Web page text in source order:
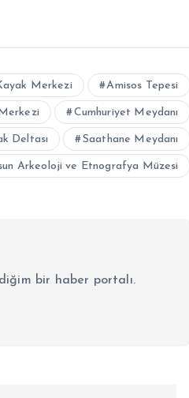
Merkezi Amisos Tepesi
Cumhuriyet Meydanı
Deltası Saathane Meydanı
Arkeoloji ve Etnografya Müzesi
bir haber portalı.